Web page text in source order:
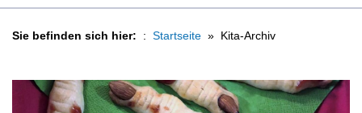
Sie befinden sich hier: Startseite Kita-Archiv